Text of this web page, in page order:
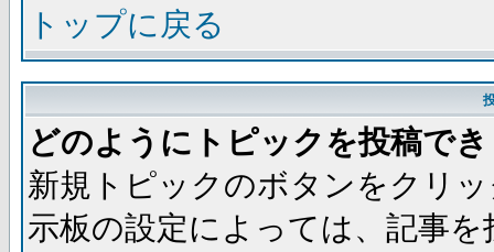
トップに戻る
どのようにトピックを投稿で
新規トピックのボタンをクリ
示板の設定によっては、記事